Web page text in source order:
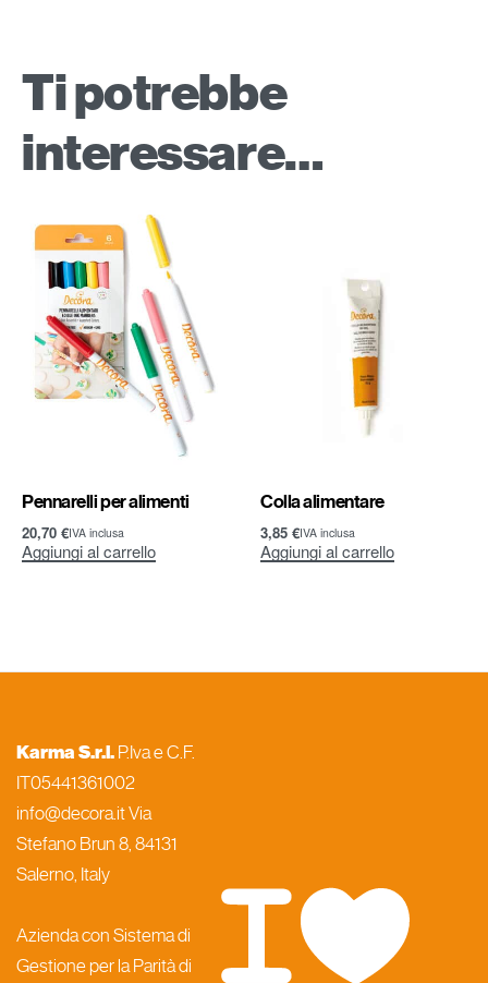
Ti potrebbe
interessare…
Pennarelli per alimenti
20,70 €IVA inclusa
Aggiungi al carrello
Colla alimentare
3,85 €IVA inclusa
Aggiungi al carrello
Karma S.r.l. P.Iva e C.F.
IT05441361002
info@decora.it Via
Stefano Brun 8, 84131
Salerno, Italy
Azienda con Sistema di
Gestione per la Parità di